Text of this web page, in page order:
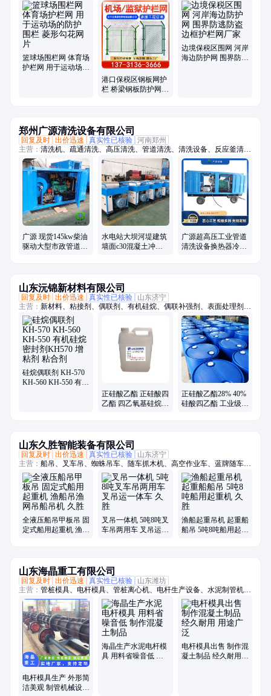
隔音墙、户外吸音板、桥梁防护网、防落物围栏网、篮球场围栏网、柔性
钢丝绳网、斜坡防落石网、光伏电站围栏、高架桥梁隔音屏、保税区围界
篮球场围栏网 体育场
护栏网 用于运动场的
港口保税区钢板网护
栏 桥梁钢板防护网围
边境保税区围网 河岸
海边防护网 围界防逃
郑州广源清洗设备有限公司
回复及时 出价迅速 真实性已核验 河南郑州
主营： 清洗机、疏通清洗、高压清洗、管道清洗、清洗设备、反应釜清
洗、超高压、冲毛机、铝模板、拉毛机、混凝土、换热器、高压水、柴油
驱动、锅炉管道、电机驱动、船体除锈、管道疏通、除锈除漆、钢坯除
磷、电驱动高压、水除磷系统、水喷砂除锈、冷凝器管道、下水道疏通
广源 现货145kw柴油
驱动大型市政管道清
水电站大坝河堤建筑
墙面c30混凝土冲毛
广源超高压工业管道
清洗设备换热器冷凝
山东沅锦新材料有限公司
回复及时 出价迅速 真实性已核验
山东济宁
主营： 新材料、粘接剂、偶联剂、有机硅烷、偶联补强剂、表面处理剂、
橡胶硅质填料
硅烷偶联剂 KH-570
KH-560 KH-550 有机
正硅酸乙酯 正硅酸四
乙酯 四乙氧基硅烷
正硅酸乙酯28% 40%
硅酸四乙酯 工业级
山东久胜智能装备有限公司
回复及时 出价迅速 真实性已核验
山东济宁
主营： 船吊、叉车吊、蜘蛛吊车、随车抓木机、高空作业车、蓝牌随车
吊、折臂吊、随车挖、履带蜘蛛吊、吊挖一体机、三轮随车吊、履带随车
吊、三轮吊、履带随车挖、履带吊车、船用起重机、拖拉机平板吊、履带
随车抓、下葬车、四不像吊车、车载吊机、抓木机、拖拉机吊钻一体机、
小吊车、装载机
全液压船吊甲板吊 固
定式船用起重机 渔船
叉吊一体机 5吨8吨叉
车吊两用车 叉吊运一
渔船起重吊机 起重船
船吊 5吨8吨船用起重
山东海晶重工有限公司
回复及时 出价迅速 真实性已核验
山东潍坊
主营： 管桩模具、电杆模具、管桩离心机、电杆生产设备、水泥制管机、
混凝土管设备
电杆模具生产 外形简
洁美观 制管机械设备
海晶生产水泥电杆模
具 用料省噪音低 制
电杆模具出售 制作混
凝土制品 经久耐用